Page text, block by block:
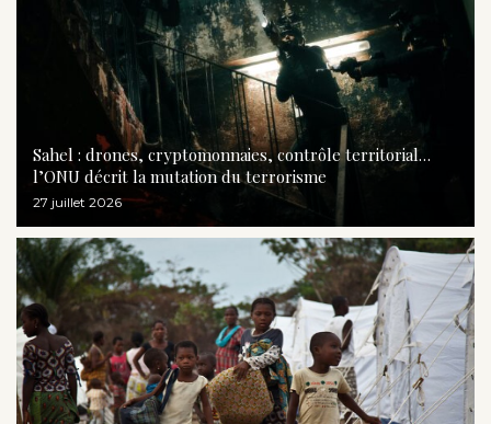
Sahel : drones, cryptomonnaies, contrôle territorial…
l’ONU décrit la mutation du terrorisme
27 juillet 2026